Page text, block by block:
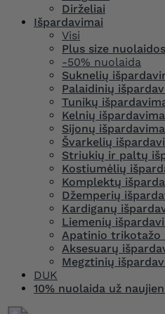
Dirželiai
Išpardavimai
Visi
Plus size
-50% nuolaida
Suknelių
Palaidinių
Tunikų
Kelnių
Sijonų
Švarkelių
Striukių ir paltų
Kostiumėlių
Komplektų
Džemperių
Kardiganų
Liemenių
Apatinio trikotažo
Aksesuarų
Megztinių
DUK
10% nuolaida už